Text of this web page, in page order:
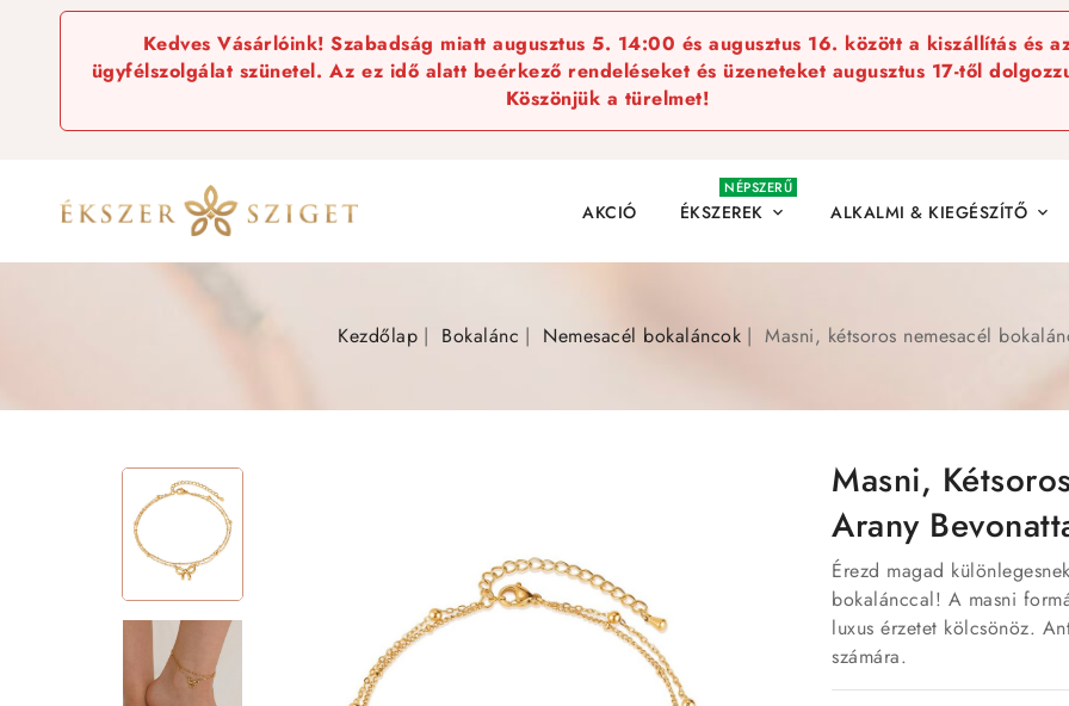
Kedves Vásárlóink! Szabadság miatt augusztus 5. 14:00 és augusztus 16. között a kiszállítás és
ügyfélszolgálat szünetel. Az ez idő alatt beérkező rendeléseket és üzeneteket augusztus 17-től
Köszönjük a türelmet!
AKCIÓ ÉKSZEREK 
NÉPSZERŰ
ALKALMI & KIEGÉSZÍTŐ 
Kezdőlap Bokalánc Nemesacél bokaláncok Masni, kétsoros nemesacél
Masni,
Arany
Érezd magad
bokalánccal! A masni
luxus érzetet kölcsönöz.
számára.